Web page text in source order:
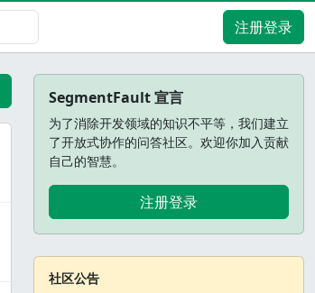
注册登录
SegmentFault 宣言
为了消除开发领域的知识不平等，我们建立
了开放式协作的问答社区。欢迎你加入贡献
自己的智慧。
注册登录
社区公告